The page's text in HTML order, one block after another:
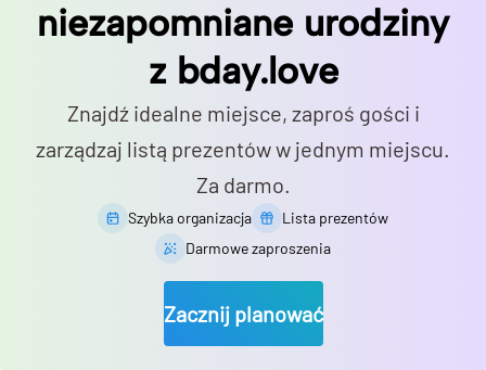
niezapomniane urodziny
z bday.love
Znajdź idealne miejsce, zaproś gości i
zarządzaj listą prezentów w jednym miejscu.
Za darmo.
Szybka organizacja
Lista prezentów
Darmowe zaproszenia
Zacznij planować